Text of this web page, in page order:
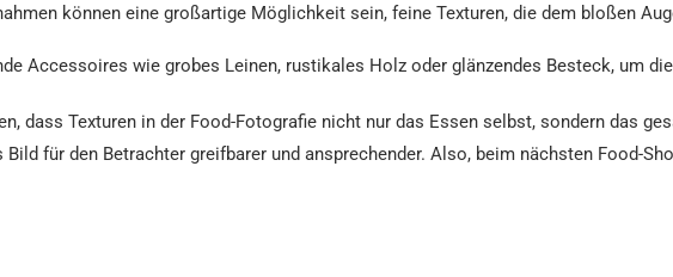
können eine großartige Möglichkeit sein, feine Texturen, die dem bloßen
Accessoires wie grobes Leinen, rustikales Holz oder glänzendes Besteck, um
dass Texturen in der Food-Fotografie nicht nur das Essen selbst, sondern das
Bild für den Betrachter greifbarer und ansprechender. Also, beim nächsten Food-